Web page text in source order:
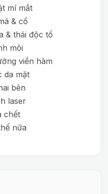
mí mắt
& cổ
& thải độc tố
môi
viền hàm
da mặt
bên
laser
chết
nữa